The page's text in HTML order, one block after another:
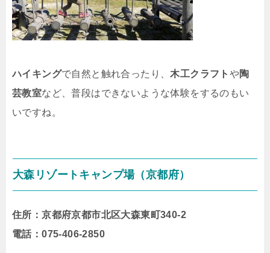
ハイキングで自然と触れ合ったり、木工クラフト や陶
芸教室など、普段はできないような体験をするのもい
いですね。
大森リゾートキャンプ場（京都府）
住所：京都府京都市北区大森東町340-2
電話：075-406-2850